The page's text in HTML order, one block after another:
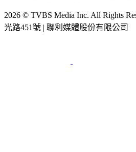
2026 © TVBS Media Inc. All Rights
光路451號 | 聯利媒體股份有限公司